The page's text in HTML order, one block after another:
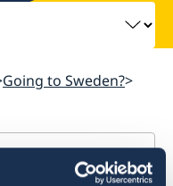
Going to Sweden?